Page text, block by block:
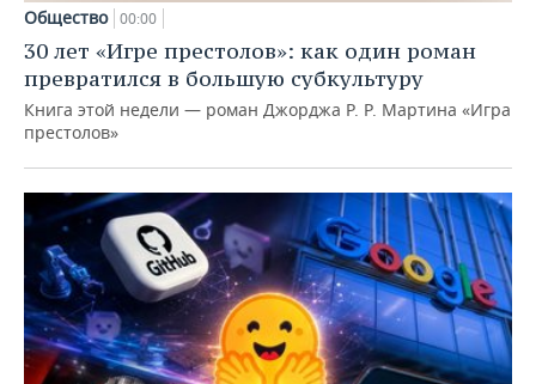
Общество 00:00
30 лет «Игре престолов»: как один роман
превратился в большую субкультуру
Книга этой недели — роман Джорджа Р. Р. Мартина «Игра
престолов»